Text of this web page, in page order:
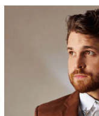
Gaspar faz